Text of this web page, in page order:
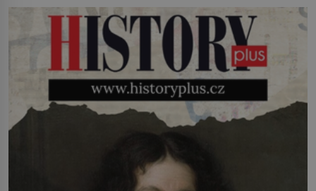
neobvyklou výzvou. Tomu, kdo dokáže
dopravit ze severního polárního kruhu
na […]
právě v ní je síla stromu. Smola také
patří k nejstarším surovinám, s nimiž
lidstvo pracovalo. Chrání strom před
infekcí, hmyzem a vysycháním. Dá se
říct, že je to přírodní […]